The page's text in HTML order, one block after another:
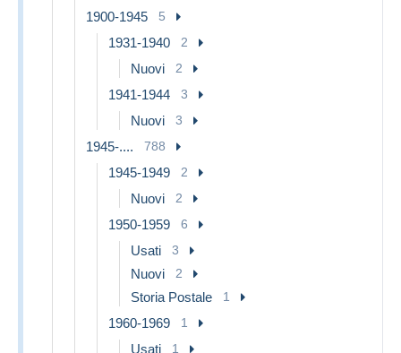
1900-1945 5
1931-1940 2
Nuovi 2
1941-1944 3
Nuovi 3
1945-.... 788
1945-1949 2
Nuovi 2
1950-1959 6
Usati 3
Nuovi 2
Storia Postale 1
1960-1969 1
Usati 1